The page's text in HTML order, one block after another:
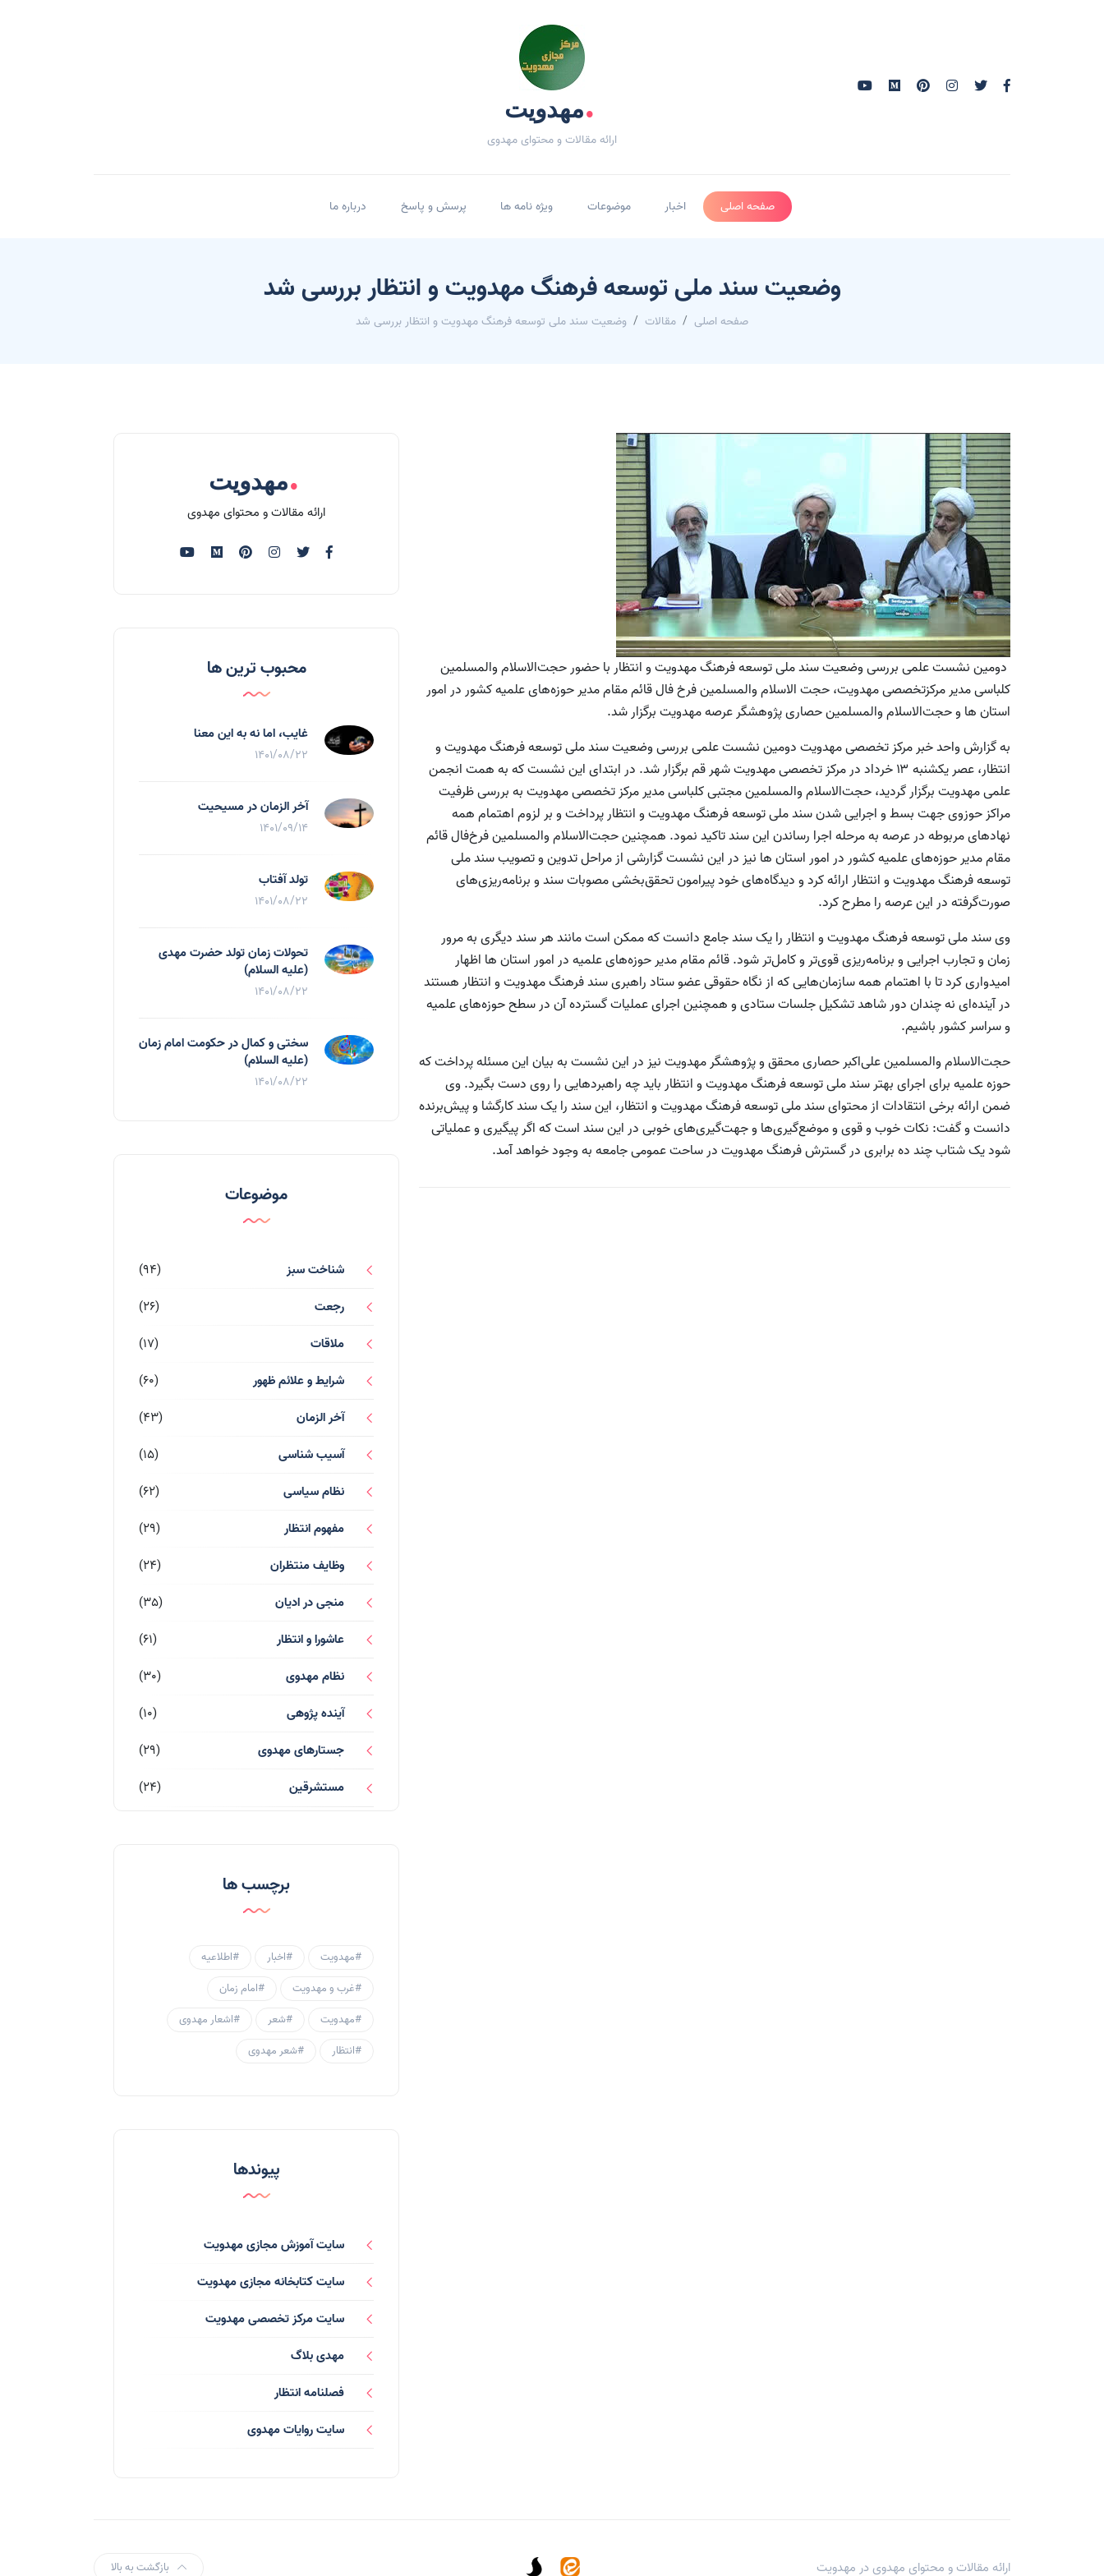
.مهدویت
ارائه مقالات و محتوای مهدوی
صفحه اصلی اخبار موضوعات ویژه نامه ها پرسش و پاسخ درباره ما
وضعیت سند ملی توسعه فرهنگ مهدویت و انتظار بررسی شد
صفحه اصلی مقالات وضعیت سند ملی توسعه فرهنگ مهدویت و انتظار بررسی شد
دومین نشست علمی بررسی وضعیت سند ملی توسعه فرهنگ مهدویت و انتظار با حضور حجت‌الاسلام والمسلمین
کلباسی مدیر مرکزتخصصی مهدویت، حجت الاسلام والمسلمین فرخ‌ فال قائم مقام مدیر حوزه‌های علمیه کشور در امور
استان ها و حجت‌الاسلام والمسلمین حصاری پژوهشگر عرصه مهدویت برگزار شد.
به گزارش واحد خبر مرکز تخصصی مهدویت دومین نشست علمی بررسی وضعیت سند ملی توسعه فرهنگ مهدویت و
انتظار، عصر یکشنبه ۱۳ خرداد در مرکز تخصصی مهدویت شهر قم برگزار شد. در ابتدای این نشست که به همت انجمن
علمی مهدویت برگزار گردید، حجت‌الاسلام والمسلمین مجتبی کلباسی مدیر مرکز تخصصی مهدویت به بررسی ظرفیت
مراکز حوزوی جهت بسط و اجرایی شدن سند ملی توسعه فرهنگ مهدویت و انتظار پرداخت و بر لزوم اهتمام همه
نهادهای مربوطه در عرصه به مرحله اجرا رساندن این سند تاکید نمود. همچنین حجت‌الاسلام والمسلمین فرخ‌فال قائم
مقام مدیر حوزه‌های علمیه کشور در امور استان ها نیز در این نشست گزارشی از مراحل تدوین و تصویب سند ملی
توسعه فرهنگ مهدویت و انتظار ارائه کرد و دیدگاه‌های خود پیرامون تحقق‌بخشی مصوبات سند و برنامه‌ریزی‌های
صورت‌گرفته در این عرصه را مطرح کرد.
وی سند ملی توسعه فرهنگ مهدویت و انتظار را یک سند جامع دانست که ممکن است مانند هر سند دیگری به مرور
زمان و تجارب اجرایی و برنامه‌ریزی قوی‌تر و کامل‌تر شود. قائم مقام مدیر حوزه‌های علمیه در امور استان ها اظهار
امیدواری کرد تا با اهتمام همه سازمان‌هایی که از نگاه حقوقی عضو ستاد راهبری سند فرهنگ مهدویت و انتظار هستند
در آینده‌ای نه چندان دور شاهد تشکیل جلسات ستادی و همچنین اجرای عملیات گسترده آن در سطح حوزه‌های علمیه
و سراسر کشور باشیم.
حجت‌الاسلام والمسلمین علی‌اکبر حصاری محقق و پژوهشگر مهدویت نیز در این نشست به بیان این مسئله پرداخت که
حوزه علمیه برای اجرای بهتر سند ملی توسعه فرهنگ مهدویت و انتظار باید چه راهبردهایی را روی دست بگیرد. وی
ضمن ارائه برخی انتقادات از محتوای سند ملی توسعه فرهنگ مهدویت و انتظار، این سند را یک سند کارگشا و پیش‌برنده
دانست و گفت:‌ نکات خوب و قوی و موضع‌گیری‌ها و جهت‌گیری‌های خوبی در این سند است که اگر پیگیری و عملیاتی
شود یک شتاب چند ده برابری در گسترش فرهنگ مهدویت در ساحت عمومی جامعه به وجود خواهد آمد.
.مهدویت
ارائه مقالات و محتوای مهدوی
محبوب ترین ها
غایب، اما نه به اين معنا
1401/08/22
آخر الزمان در مسیحیت
1401/09/14
تولد آفتاب
1401/08/22
تحولات زمان تولد حضرت مهدی
(علیه السلام)
1401/08/22
سختی و کمال در حکومت امام زمان
(علیه السلام)
1401/08/22
موضوعات
شناخت سبز
(94)
رجعت
(26)
ملاقات
(17)
شرایط و علائم ظهور
(60)
آخر الزمان
(43)
آسیب شناسی
(15)
نظام سیاسی
(62)
مفهوم انتظار
(29)
وظایف منتظران
(24)
منجی در ادیان
(35)
عاشورا و انتظار
(61)
نظام مهدوی
(30)
آینده پژوهی
(10)
جستارهای مهدوی
(29)
مستشرقین
(24)
احادیث مهدوی
زنان و مهدویت
(10)
برچسب ها
#مهدویت #اخبار
#اطلاعیه
#غرب و مهدویت
#امام زمان
#مهدویت
#شعر
#اشعار مهدوی
#انتظار
#شعر مهدوی
پیوندها
سایت آموزش مجازی مهدویت
سایت کتابخانه مجازی مهدویت
سایت مرکز تخصصی مهدویت
مهدی بلاگ
فصلنامه انتظار
سایت روایات مهدوی
ارائه مقالات و محتوای مهدوی در مهدویت بازگشت به بالا